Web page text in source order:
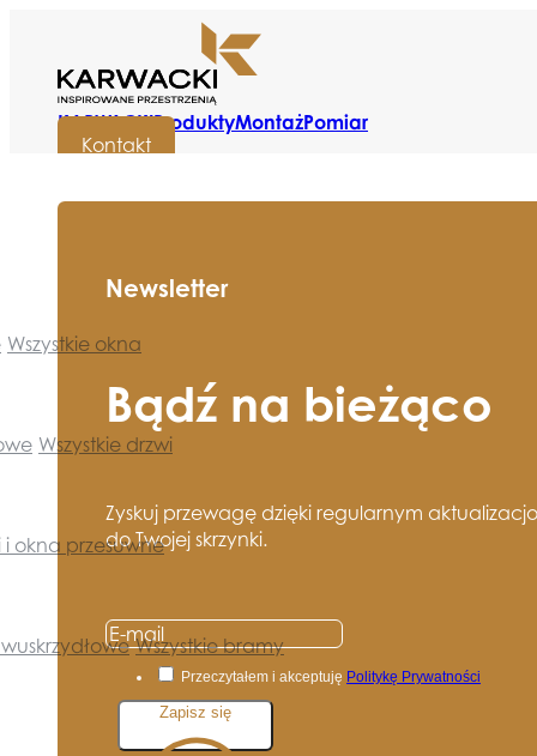
KARWACKIProduktyMontażPomiar
Kontakt
Wszystkie okna
Wszystkie drzwi
i okna przesuwne
Wszystkie bramy
Newsletter
Bądź na bieżąco
Zyskuj przewagę dzięki regularnym
do Twojej skrzynki.
Przeczytałem i akceptuję Politykę Prywatności
Zapisz się